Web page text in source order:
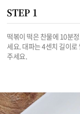
STEP 1
떡볶이 떡은 찬물에 10분
세요. 대파는 4센치 길이
주세요.